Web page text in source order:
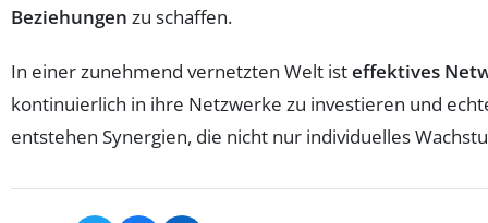
Beziehungen zu schaffen.
In einer zunehmend vernetzten Welt isteffektives
kontinuierlich in ihre Netzwerke zu investieren und
entstehen Synergien, die nicht nur individuelles